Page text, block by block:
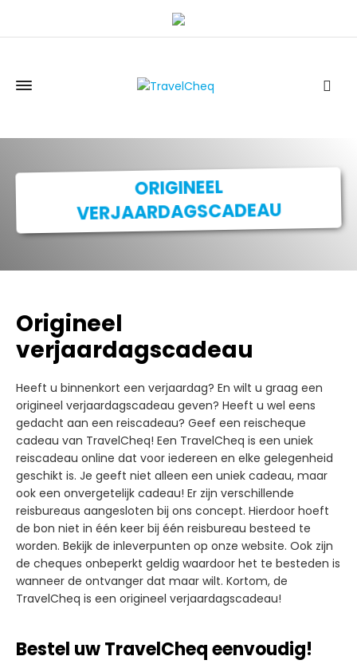
ORIGINEEL
VERJAARDAGSCADEAU
Origineel
verjaardagscadeau
Heeft u binnenkort een verjaardag? En wilt u graag een
origineel verjaardagscadeau geven? Heeft u wel eens
gedacht aan een reiscadeau? Geef een reischeque
cadeau van TravelCheq! Een TravelCheq is een uniek
reiscadeau online dat voor iedereen en elke gelegenheid
geschikt is. Je geeft niet alleen een uniek cadeau, maar
ook een onvergetelijk cadeau! Er zijn verschillende
reisbureaus aangesloten bij ons concept. Hierdoor hoeft
de bon niet in één keer bij één reisbureau besteed te
worden. Bekijk de inleverpunten op onze website. Ook zijn
de cheques onbeperkt geldig waardoor het te besteden is
wanneer de ontvanger dat maar wilt. Kortom, de
TravelCheq is een origineel verjaardagscadeau!
Bestel uw TravelCheq eenvoudig!